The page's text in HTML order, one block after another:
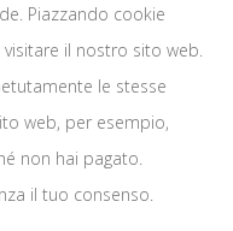
Piazzando cookie
il nostro sito web.
le stesse
web, per esempio,
non hai pagato.
il tuo consenso.